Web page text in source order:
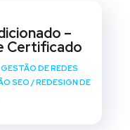
–
Certificado
GESTÃO DE REDES
SEO /REDESIGN DE